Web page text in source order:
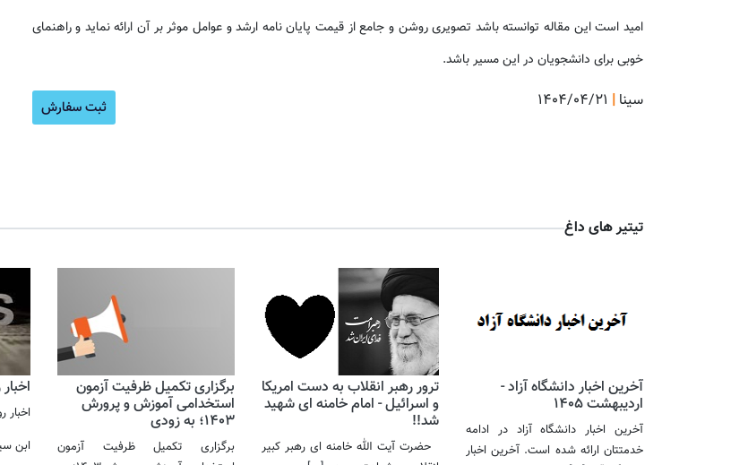
امید است این مقاله توانسته باشد تصویری روشن و جامع از قیمت پایان نامه ارشد و عوامل موثر بر آن ارائه نماید و راهنمای
خوبی برای دانشجویان در این مسیر باشد.
۱۴۰۴/۰۴/۲۱ | سینا ثبت سفارش
تیتیر های داغ
آخرین اخبار دانشگاه آزاد -
اردیبهشت 1405
آخرین اخبار دانشگاه آزاد در ادامه
خدمتتان ارائه شده است. آخرین اخبار
ترور رهبر انقلاب به دست امریکا
و اسرائیل - امام خامنه ای شهید
شد!! ​​​​​​​
حضرت آیت الله خامنه ای رهبر کبیر
برگزاری تکمیل ظرفیت آزمون
استخدامی آموزش و پرورش
1403؛ به زودی
برگزاری تکمیل ظرفیت آزمون
اخبار
ابن